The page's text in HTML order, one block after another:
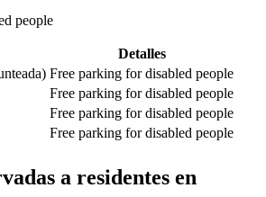
people
Detalles
Free parking for disabled people
Free parking for disabled people
Free parking for disabled people
Free parking for disabled people
a residentes en